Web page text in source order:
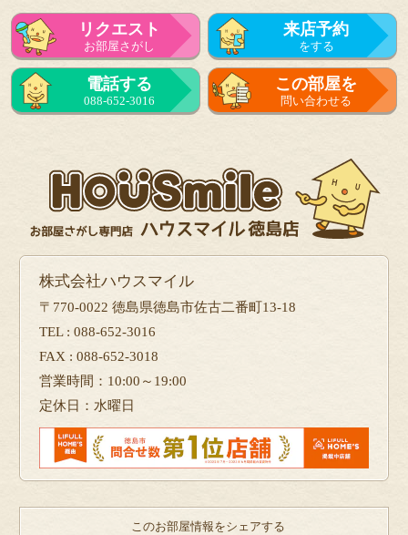
リクエスト
お部屋さがし
来店予約
をする
電話する
088-652-3016
この部屋を
問い合わせる
株式会社ハウスマイル
〒770-0022 徳島県徳島市佐古二番町13-18
TEL : 088-652-3016
FAX : 088-652-3018
営業時間：10:00～19:00
定休日：水曜日
このお部屋情報をシェアする